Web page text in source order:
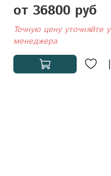
от 36800 руб
Точную цену уточняйте у
менеджера